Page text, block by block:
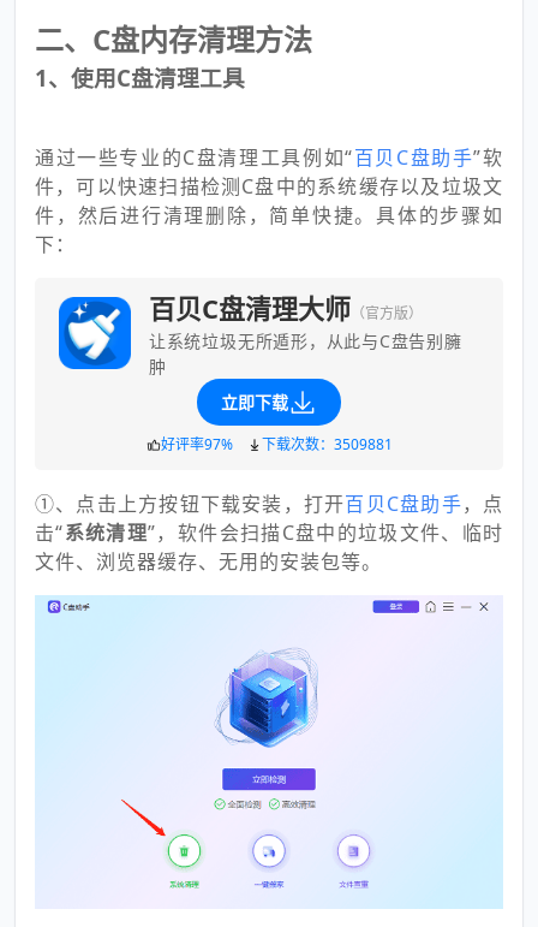
二、C盘内存清理方法
1、使用C盘清理工具
通过一些专业的C盘清理工具例如“百贝C盘助手”软
件，可以快速扫描检测C盘中的系统缓存以及垃圾文
件，然后进行清理删除，简单快捷。具体的步骤如
下：
百贝C盘清理大师 （官方版）
让系统垃圾无所遁形，从此与C盘告别臃
肿
立即下载
好评率97% 下载次数：3509881
①、点击上方按钮下载安装，打开百贝C盘助手，点
击“系统清理”，软件会扫描C盘中的垃圾文件、临时
文件、浏览器缓存、无用的安装包等。